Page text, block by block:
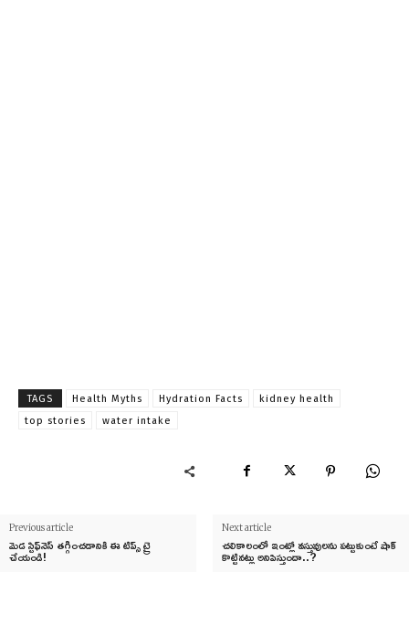
TAGS Health Myths Hydration Facts
kidney health
top stories
water intake
Previous article
మెడ స్టిఫ్‌నెస్ తగ్గించడానికి ఈ టిప్స్ ట్రై
చేయండి!
Next article
చలికాలంలో ఇంట్లో వస్తువులను పట్టుకుంటే షాక్‌
కొట్టినట్లు అనిపిస్తుందా..?